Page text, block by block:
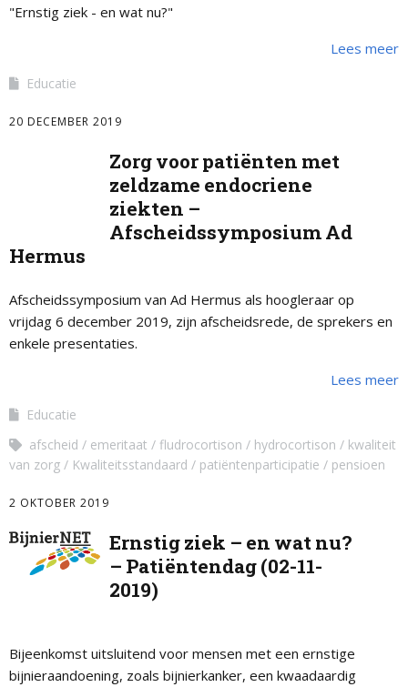
"Ernstig ziek - en wat nu?"
Lees meer
Educatie
20 DECEMBER 2019
Zorg voor patiënten met
zeldzame endocriene
ziekten –
Afscheidssymposium Ad
Hermus
Afscheidssymposium van Ad Hermus als hoogleraar op
vrijdag 6 december 2019, zijn afscheidsrede, de sprekers en
enkele presentaties.
Lees meer
Educatie
afscheid
emeritaat fludrocortison hydrocortison
kwaliteit
van zorg
Kwaliteitsstandaard patiëntenparticipatie pensioen
2 OKTOBER 2019
Ernstig ziek – en wat nu?
– Patiëntendag (02-11-
2019)
Bijeenkomst uitsluitend voor mensen met een ernstige
bijnieraandoening, zoals bijnierkanker, een kwaadaardig